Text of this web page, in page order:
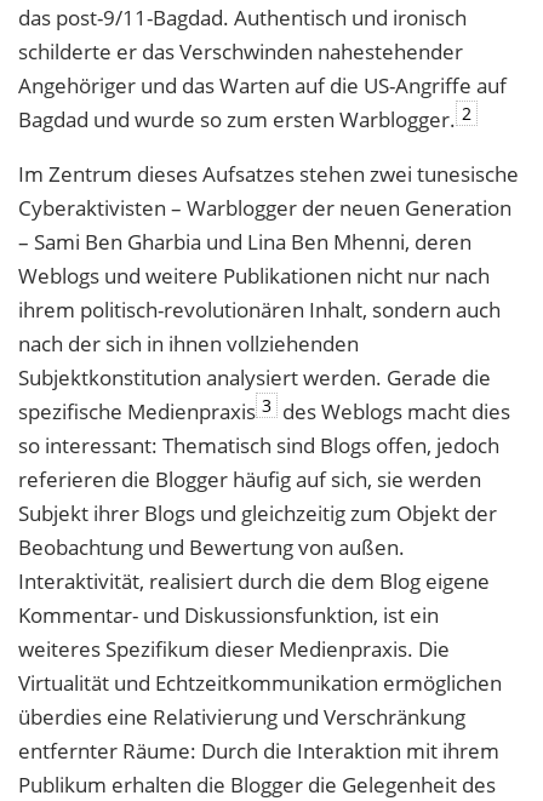
das post-9/11-Bagdad. Authentisch und ironisch
schilderte er das Verschwinden nahestehender
Angehöriger und das Warten auf die US-Angriffe auf
Bagdad und wurde so zum ersten Warblogger. 2
Im Zentrum dieses Aufsatzes stehen zwei tunesische
Cyberaktivisten – Warblogger der neuen Generation
– Sami Ben Gharbia und Lina Ben Mhenni, deren
Weblogs und weitere Publikationen nicht nur nach
ihrem politisch-revolutionären Inhalt, sondern auch
nach der sich in ihnen vollziehenden
Subjektkonstitution analysiert werden. Gerade die
spezifische Medienpraxis 3 des Weblogs macht dies
so interessant: Thematisch sind Blogs offen, jedoch
referieren die Blogger häufig auf sich, sie werden
Subjekt ihrer Blogs und gleichzeitig zum Objekt der
Beobachtung und Bewertung von außen.
Interaktivität, realisiert durch die dem Blog eigene
Kommentar- und Diskussionsfunktion, ist ein
weiteres Spezifikum dieser Medienpraxis. Die
Virtualität und Echtzeitkommunikation ermöglichen
überdies eine Relativierung und Verschränkung
entfernter Räume: Durch die Interaktion mit ihrem
Publikum erhalten die Blogger die Gelegenheit des